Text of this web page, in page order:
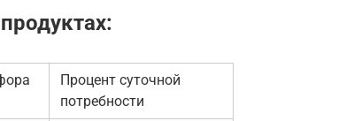
Процент суточной
потребности